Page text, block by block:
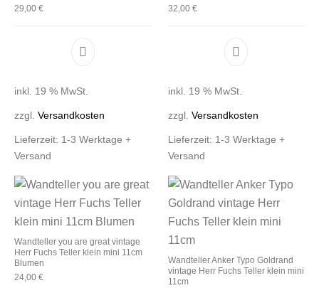
29,00€
inkl. 19 % MwSt.
zzgl.Versandkosten
Lieferzeit: 1-3 Werktage +
Versand
32,00 €
inkl. 19 % MwSt.
zzgl. Versandkosten
Lieferzeit: 1-3 Werktage +
Versand
Wandteller you are great vintage
Herr Fuchs Teller klein mini 11cm
Blumen
24,00€
Wandteller Anker Typo Goldrand
vintage Herr Fuchs Teller klein mini
11cm